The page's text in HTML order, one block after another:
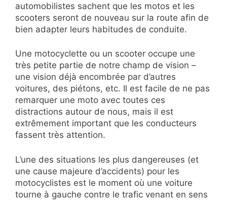
automobilistes sachent que les motos et les
scooters seront de nouveau sur la route afin de
bien adapter leurs habitudes de conduite.
Une motocyclette ou un scooter occupe une
très petite partie de notre champ de vision –
une vision déjà encombrée par d’autres
voitures, des piétons, etc. Il est facile de ne pas
remarquer une moto avec toutes ces
distractions autour de nous, mais il est
extrêmement important que les conducteurs
fassent très attention.
L’une des situations les plus dangereuses (et
une cause majeure d’accidents) pour les
motocyclistes est le moment où une voiture
tourne à gauche contre le trafic venant en sens